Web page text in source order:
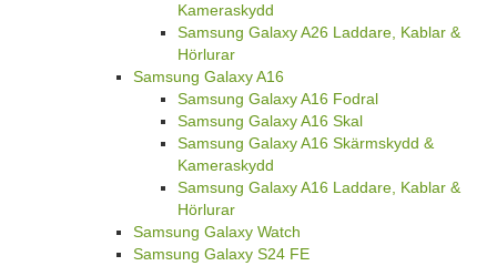
Kameraskydd
Samsung Galaxy A26 Laddare, Kablar &
Hörlurar
Samsung Galaxy A16
Samsung Galaxy A16 Fodral
Samsung Galaxy A16 Skal
Samsung Galaxy A16 Skärmskydd &
Kameraskydd
Samsung Galaxy A16 Laddare, Kablar &
Hörlurar
Samsung Galaxy Watch
Samsung Galaxy S24 FE